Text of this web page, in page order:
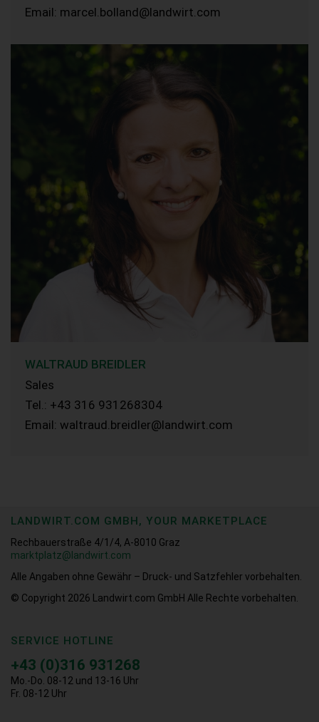
Email: marcel.bolland@landwirt.com
WALTRAUD BREIDLER
Sales
Tel.: +43 316 931268304
Email: waltraud.breidler@landwirt.com
LANDWIRT.COM GMBH, YOUR MARKETPLACE
Rechbauerstraße 4/1/4, A-8010 Graz
marktplatz@landwirt.com
Alle Angaben ohne Gewähr – Druck- und Satzfehler vorbehalten.
© Copyright 2026
Landwirt.com GmbH Alle Rechte vorbehalten.
SERVICE HOTLINE
+43 (0)316 931268
Mo.-Do. 08-12 und 13-16 Uhr
Fr. 08-12 Uhr